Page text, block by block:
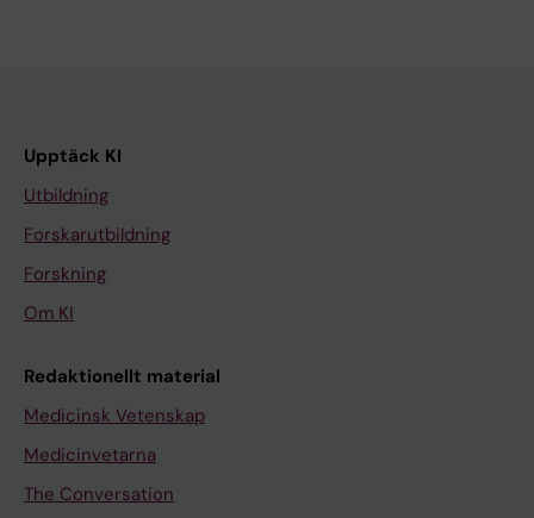
Upptäck KI
Utbildning
Forskarutbildning
Forskning
Om KI
Redaktionellt material
Medicinsk Vetenskap
Medicinvetarna
The Conversation